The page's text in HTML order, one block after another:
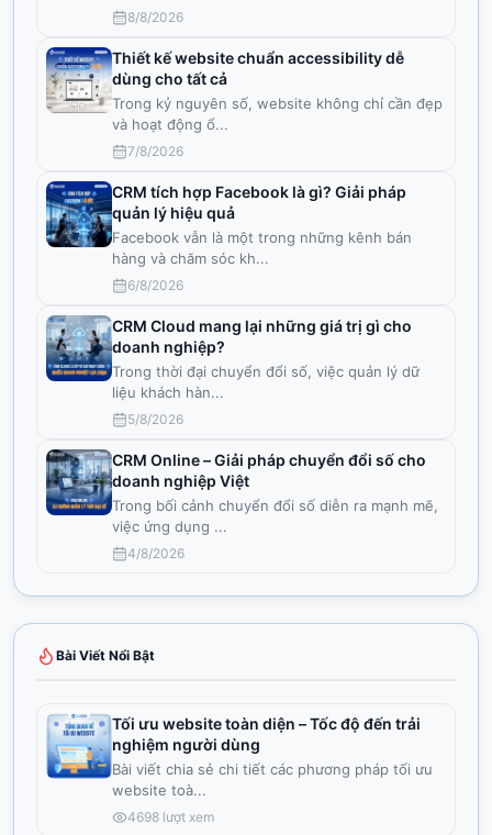
8/8/2026
Thiết kế website chuẩn accessibility dễ
dùng cho tất cả
Trong kỷ nguyên số, website không chỉ cần đẹp
và hoạt động ổ...
7/8/2026
CRM tích hợp Facebook là gì? Giải pháp
quản lý hiệu quả
Facebook vẫn là một trong những kênh bán
hàng và chăm sóc kh...
6/8/2026
CRM Cloud mang lại những giá trị gì cho
doanh nghiệp?
Trong thời đại chuyển đổi số, việc quản lý dữ
liệu khách hàn...
5/8/2026
CRM Online – Giải pháp chuyển đổi số cho
doanh nghiệp Việt
Trong bối cảnh chuyển đổi số diễn ra mạnh mẽ,
việc ứng dụng ...
4/8/2026
Bài Viết Nổi Bật
Tối ưu website toàn diện – Tốc độ đến trải
nghiệm người dùng
Bài viết chia sẻ chi tiết các phương pháp tối ưu
website toà...
4698 lượt xem